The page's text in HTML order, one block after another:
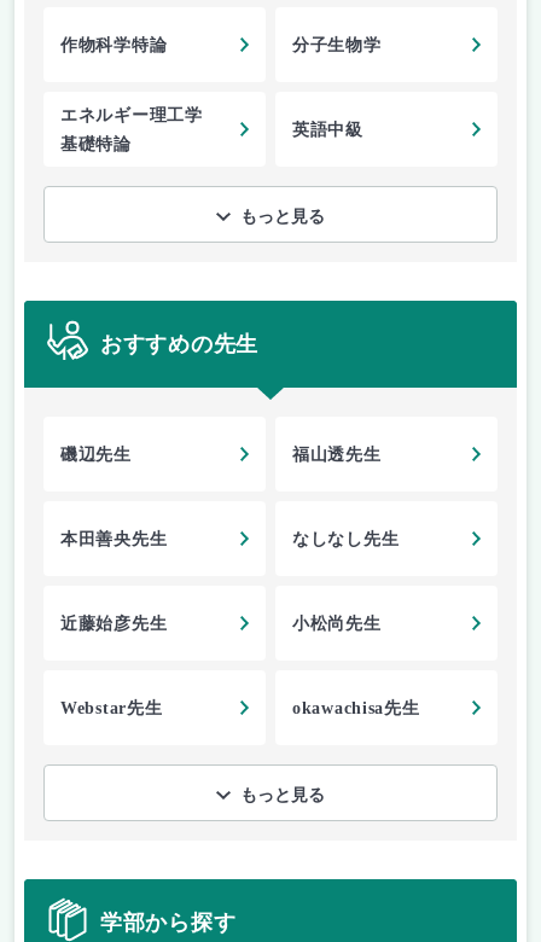
作物科学特論 分子生物学
エネルギー理工学
基礎特論
英語中級
もっと見る
おすすめの先生
磯辺先生 福山透先生
本田善央先生 なしなし先生
近藤始彦先生 小松尚先生
Webstar先生 okawachisa先生
もっと見る
学部から探す